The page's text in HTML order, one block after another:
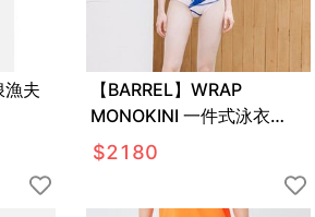
漁夫
【BARREL】WRAP
MONOKINI 一件式泳衣
#BLUE PAINTING
$2180